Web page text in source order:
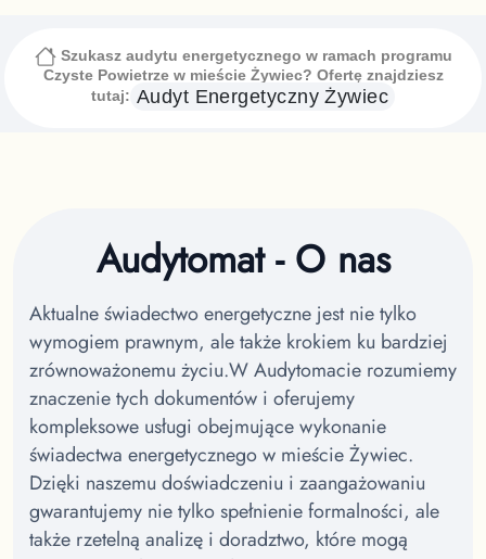
Szukasz audytu energetycznego w ramach programu
Czyste Powietrze w mieście Żywiec? Ofertę znajdziesz
tutaj: Audyt EnergetycznyŻywiec
Audytomat - O nas
Aktualne świadectwo energetyczne jest nie tylko
wymogiem prawnym, ale także krokiem ku bardziej
zrównoważonemu życiu.W Audytomacie rozumiemy
znaczenie tych dokumentów i oferujemy
kompleksowe usługi obejmujące wykonanie
świadectwa energetycznego w mieście Żywiec.
Dzięki naszemu doświadczeniu i zaangażowaniu
gwarantujemy nie tylko spełnienie formalności, ale
także rzetelną analizę i doradztwo, które mogą